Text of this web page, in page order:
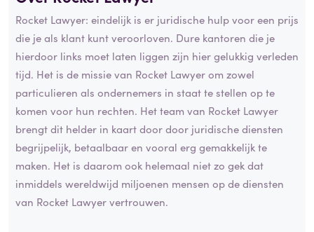
Rocket Lawyer: eindelijk is er juridische hulp voor een prijs
die je als klant kunt veroorloven. Dure kantoren die je
hierdoor links moet laten liggen zijn hier gelukkig verleden
tijd. Het is de missie van Rocket Lawyer om zowel
particulieren als ondernemers in staat te stellen op te
komen voor hun rechten. Het team van Rocket Lawyer
brengt dit helder in kaart door door juridische diensten
begrijpelijk, betaalbaar en vooral erg gemakkelijk te
maken. Het is daarom ook helemaal niet zo gek dat
inmiddels wereldwijd miljoenen mensen op de diensten
van Rocket Lawyer vertrouwen.